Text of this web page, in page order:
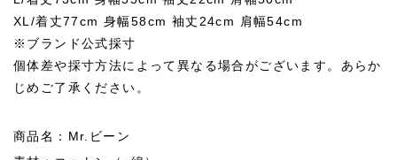
XL/着丈77cm 身幅58cm 袖丈24cm 肩幅54cm
※ブランド公式採寸
個体差や採寸方法によって異なる場合がございます。あらか
じめご了承ください。
商品名：Mr.ビーン